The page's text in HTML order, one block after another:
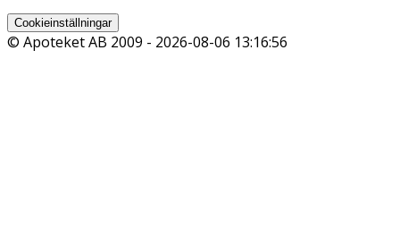
Cookieinställningar
© Apoteket AB 2009 - 2026-08-06 13:16:56